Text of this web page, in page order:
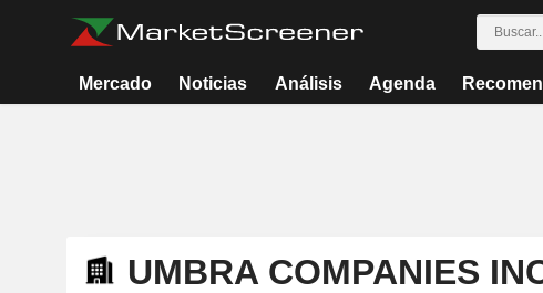
Mercado Noticias Análisis Agenda
UMBRA COMPANIES